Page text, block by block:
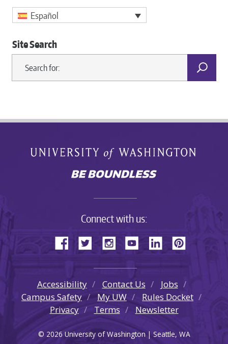
Español
Site Search
Connect with us:
Accessibility Contact Us
Jobs
Campus Safety
My UW
Rules Docket
Privacy
Terms Newsletter
© 2026 University of Washington | Seattle, WA